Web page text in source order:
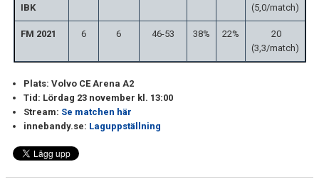
IBK
(5,0/match)
FM 2021 6 6 46-53 38% 22%
20
(3,3/match)
Plats: Volvo CE Arena A2
Tid: Lördag 23 november kl. 13:00
Stream: Se matchen här
innebandy.se: Laguppställning